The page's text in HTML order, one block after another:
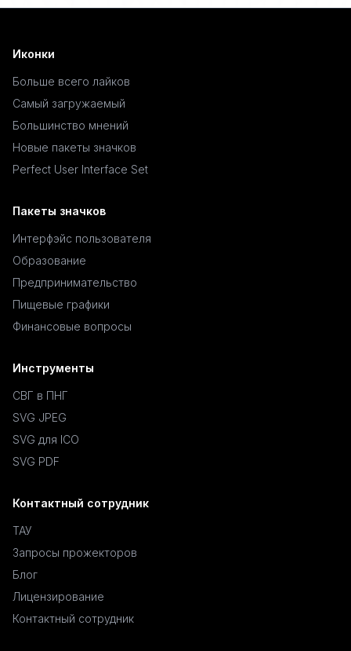
Иконки
Больше всего лайков
Самый загружаемый
Большинство мнений
Новые пакеты значков
Perfect User Interface Set
Пакеты значков
Интерфэйс пользователя
Образование
Предпринимательство
Пищевые графики
Финансовые вопросы
Инструменты
СВГ в ПНГ
SVG JPEG
SVG для ICO
SVG PDF
Контактный сотрудник
ТАУ
Запросы прожекторов
Блог
Лицензирование
Контактный сотрудник